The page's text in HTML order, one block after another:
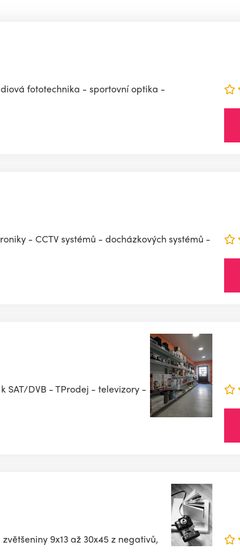
fototechnika - sportovní optika -
- CCTV systémů - docházkových systémů -
SAT/DVB - TProdej - televizory -
9x13 až 30x45 z negativů,